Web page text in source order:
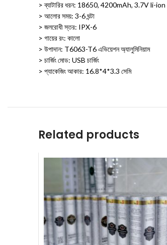
> ব্যাটারির ধরন: 18650, 4200mAh, 3.7V li-ion
> আলোর সময়: 3-6 ঘন্টা
> জলরোধী স্তর: IPX-6
> গায়ের রং: কালো
> উপাদান: T6063-T6 এভিয়েশন অ্যালুমিনিয়াম
> চার্জিং মোড: USB চার্জিং
> প্যাকেজিং আকার: 16.8*4*3.3 সেমি
Related products